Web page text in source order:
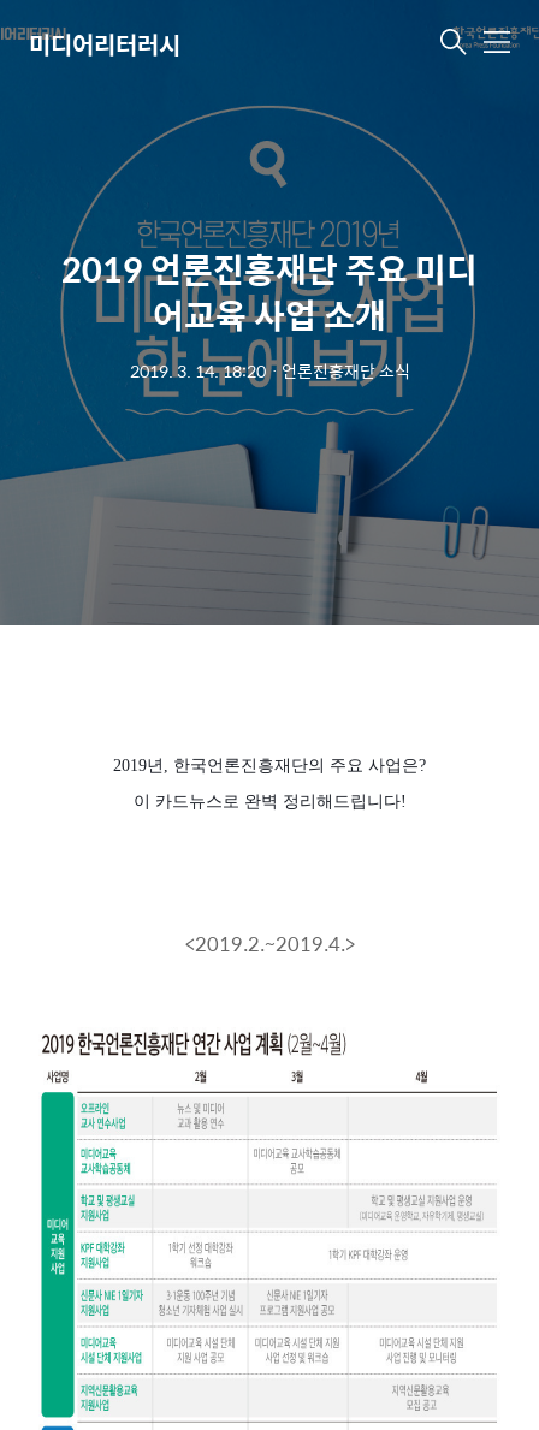
미디어리터러시 메
2019 언론진흥재단 주요 미디
어교육 사업 소개
2019. 3. 14. 18:20ㆍ 언론진흥재단 소식
2019년, 한국언론진흥재단의 주요 사업은?
이 카드뉴스로 완벽 정리해드립니다!
<2019.2.~2019.4.>